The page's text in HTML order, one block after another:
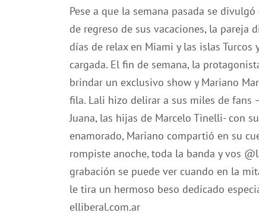
Pese a que la semana pasada se
de regreso de sus vacaciones, la pareja
días de relax en Miami y las islas
cargada. El fin de semana, la
brindar un exclusivo show y Mariano
fila. Lali hizo delirar a sus miles de fans
Juana, las hijas de Marcelo Tinelli- con
enamorado, Mariano compartió en su
rompiste anoche, toda la banda y vos
grabación se puede ver cuando en la
le tira un hermoso beso dedicado
elliberal.com.ar